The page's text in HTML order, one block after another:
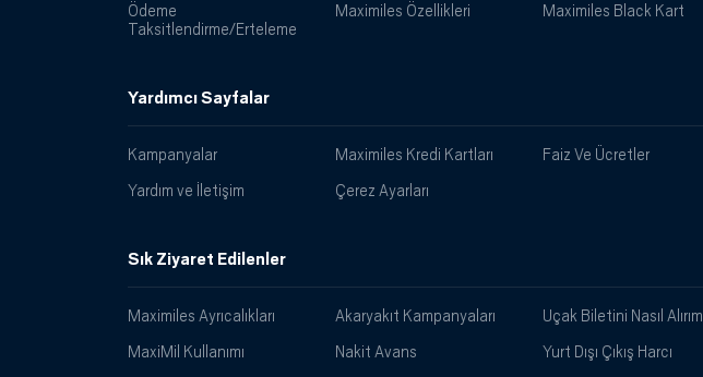
Ödeme
Taksitlendirme/Erteleme
Maximiles Özellikleri Maximiles Black Kart
Yardımcı Sayfalar
Kampanyalar Maximiles Kredi Kartları Faiz Ve Ücretler
Yardım ve İletişim
Çerez Ayarları
Sık Ziyaret Edilenler
Maximiles Ayrıcalıkları Akaryakıt Kampanyaları Uçak Biletini Nasıl Alırım
MaxiMil Kullanımı
Nakit Avans Yurt Dışı Çıkış Harcı